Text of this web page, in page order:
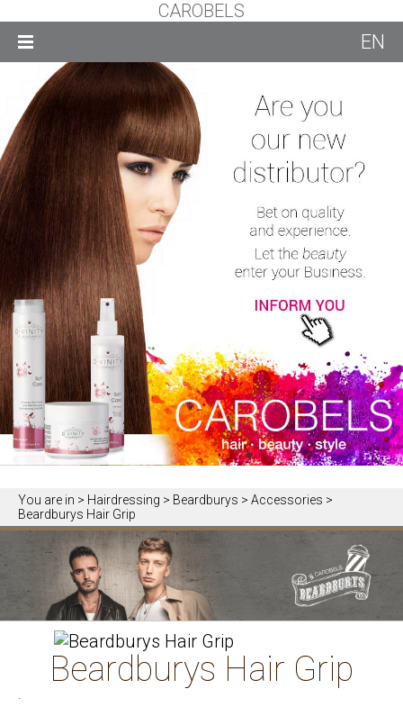
CAROBELS
EN
You are in > Hairdressing > Beardburys > Accessories >
Beardburys Hair Grip
Beardburys Hair Grip
.